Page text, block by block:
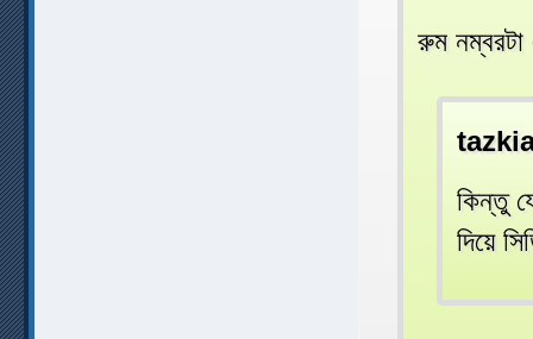
রুম
কিন্তু
দিয়ে